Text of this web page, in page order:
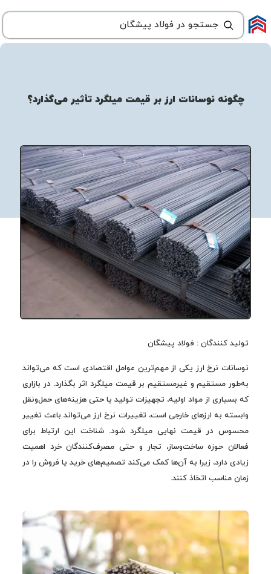
چگونه نوسانات ارز بر قیمت میلگرد تأثیر می‌گذارد؟
تولید کنندگان : فولاد پیشگان
نوسانات نرخ ارز یکی از مهم‌ترین عوامل اقتصادی است که می‌تواند
به‌طور مستقیم و غیرمستقیم بر قیمت میلگرد اثر بگذارد. در بازاری
که بسیاری از مواد اولیه، تجهیزات تولید یا حتی هزینه‌های حمل‌ونقل
وابسته به ارزهای خارجی است، تغییرات نرخ ارز می‌تواند باعث تغییر
محسوس در قیمت نهایی میلگرد شود. شناخت این ارتباط برای
فعالان حوزه ساخت‌وساز، تجار و حتی مصرف‌کنندگان خرد اهمیت
زیادی دارد، زیرا به آن‌ها کمک می‌کند تصمیم‌های خرید یا فروش را در
زمان مناسب اتخاذ کنند.